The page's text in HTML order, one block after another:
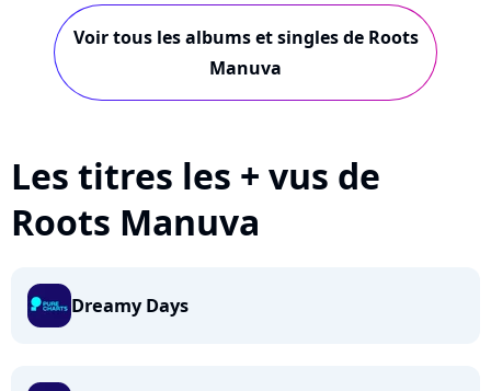
Voir tous les albums et singles de Roots
Manuva
Les titres les + vus de
Roots Manuva
Dreamy Days